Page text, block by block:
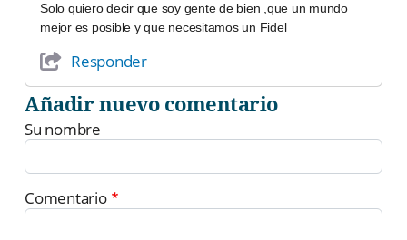
Solo quiero decir que soy gente de bien ,que un mundo
mejor es posible y que necesitamos un Fidel
Responder
Añadir nuevo comentario
Su nombre
Comentario